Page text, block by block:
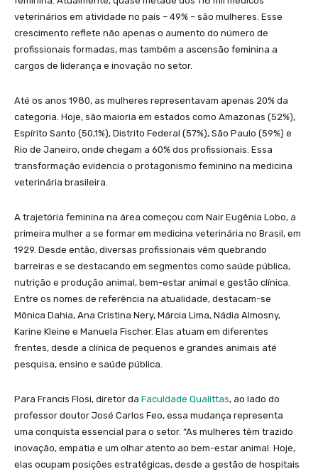
veterinários em atividade no país – 49% – são mulheres. Esse
crescimento reflete não apenas o aumento do número de
profissionais formadas, mas também a ascensão feminina a
cargos de liderança e inovação no setor.
Até os anos 1980, as mulheres representavam apenas 20% da
categoria. Hoje, são maioria em estados como Amazonas (52%),
Espírito Santo (50,1%), Distrito Federal (57%), São Paulo (59%) e
Rio de Janeiro, onde chegam a 60% dos profissionais. Essa
transformação evidencia o protagonismo feminino na medicina
veterinária brasileira.
A trajetória feminina na área começou com Nair Eugênia Lobo, a
primeira mulher a se formar em medicina veterinária no Brasil, em
1929. Desde então, diversas profissionais vêm quebrando
barreiras e se destacando em segmentos como saúde pública,
nutrição e produção animal, bem-estar animal e gestão clínica.
Entre os nomes de referência na atualidade, destacam-se
Mônica Dahia, Ana Cristina Nery, Márcia Lima, Nádia Almosny,
Karine Kleine e Manuela Fischer. Elas atuam em diferentes
frentes, desde a clínica de pequenos e grandes animais até
pesquisa, ensino e saúde pública.
Para Francis Flosi, diretor da Faculdade Qualittas, ao lado do
professor doutor José Carlos Feo, essa mudança representa
uma conquista essencial para o setor. “As mulheres têm trazido
inovação, empatia e um olhar atento ao bem-estar animal. Hoje,
elas ocupam posições estratégicas, desde a gestão de hospitais